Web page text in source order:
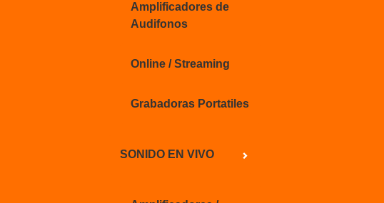
Amplificadores de
Audifonos
Online / Streaming
Grabadoras Portatiles
SONIDO EN VIVO